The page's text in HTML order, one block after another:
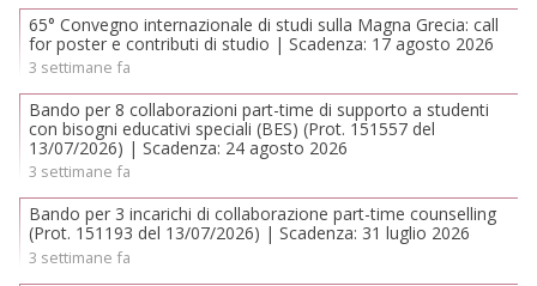
65° Convegno internazionale di studi sulla Magna Grecia: call
for poster e contributi di studio | Scadenza: 17 agosto 2026
3 settimane fa
Bando per 8 collaborazioni part-time di supporto a studenti
con bisogni educativi speciali (BES) (Prot. 151557 del
13/07/2026) | Scadenza: 24 agosto 2026
3 settimane fa
Bando per 3 incarichi di collaborazione part-time counselling
(Prot. 151193 del 13/07/2026) | Scadenza: 31 luglio 2026
3 settimane fa